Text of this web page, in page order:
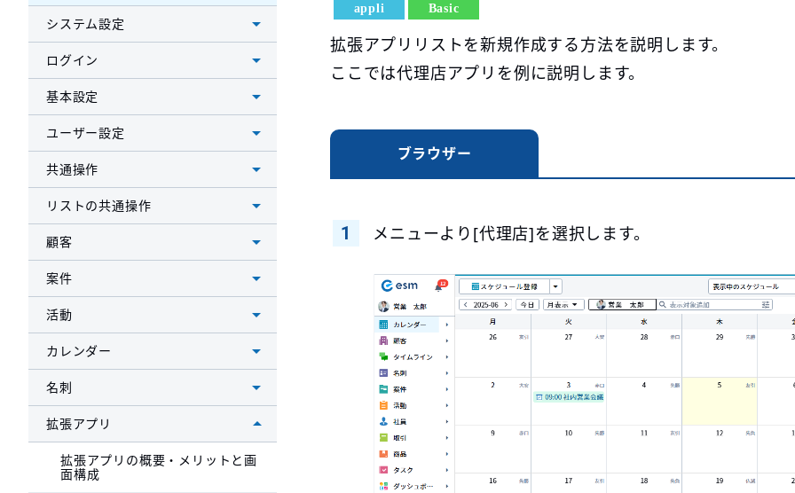
appli Basic
拡張アプリリストを新規作成する方法を説明します。
ここでは代理店アプリを例に説明します。
ブラウザー
メニューより[代理店]を選択します。
システム設定
ログイン
基本設定
ユーザー設定
共通操作
リストの共通操作
顧客
案件
活動
カレンダー
名刺
拡張アプリ
拡張アプリの概要・メリットと画
面構成